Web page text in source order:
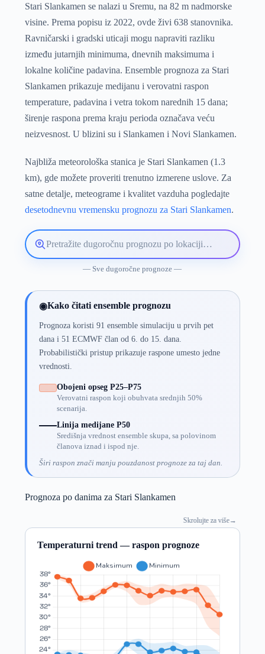
Stari Slankamen se nalazi u Sremu, na 82 m nadmorske
visine. Prema popisu iz 2022, ovde živi 638 stanovnika.
Ravničarski i gradski uticaji mogu napraviti razliku
između jutarnjih minimuma, dnevnih maksimuma i
lokalne količine padavina. Ensemble prognoza za Stari
Slankamen prikazuje medijanu i verovatni raspon
temperature, padavina i vetra tokom narednih 15 dana;
širenje raspona prema kraju perioda označava veću
neizvesnost. U blizini su i Slankamen i Novi Slankamen.
Najbliža meteorološka stanica je Stari Slankamen (1.3
km), gde možete proveriti trenutno izmerene uslove. Za
satne detalje, meteograme i kvalitet vazduha pogledajte
desetodnevnu vremensku prognozu za Stari Slankamen.
Pretražite
lokaciju
— Sve dugoročne prognoze —
◉Kako čitati ensemble prognozu
Prognoza koristi 91 ensemble simulaciju u prvih pet
dana i 51 ECMWF član od 6. do 15. dana.
Probabilistički pristup prikazuje raspone umesto jedne
vrednosti.
Obojeni opseg P25–P75
Verovatni raspon koji obuhvata srednjih 50%
scenarija.
Linija medijane P50
Središnja vrednost ensemble skupa, sa polovinom
članova iznad i ispod nje.
Širi raspon znači manju pouzdanost prognoze za taj dan.
Prognoza po danima za Stari Slankamen
Skrolujte za više→
Temperaturni trend — raspon prognoze